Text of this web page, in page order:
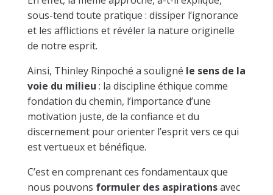
sous-tend toute pratique : dissiper l’ignorance
et les afflictions et révéler la nature originelle
de notre esprit.
Ainsi, Thinley Rinpoché a souligné le sens de la
voie du milieu : la discipline éthique comme
fondation du chemin, l’importance d’une
motivation juste, de la confiance et du
discernement pour orienter l’esprit vers ce qui
est vertueux et bénéfique.
C’est en comprenant ces fondamentaux que
nous pouvons formuler des aspirationsavec